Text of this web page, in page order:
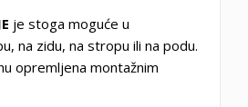
je stoga moguće u
na zidu, na stropu ili na podu.
opremljena montažnim